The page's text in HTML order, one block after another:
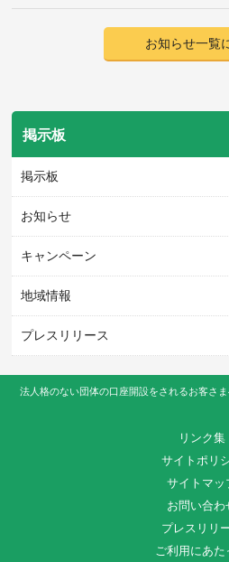
お知らせ一覧
掲示板
掲示板
お知らせ
キャンペーン
地域情報
プレスリリース
法人格のない団体の口座開設をされるお客さ
リンク集
サイトポリ
サイトマッ
お問い合わ
プレスリリ
ご利用にあた